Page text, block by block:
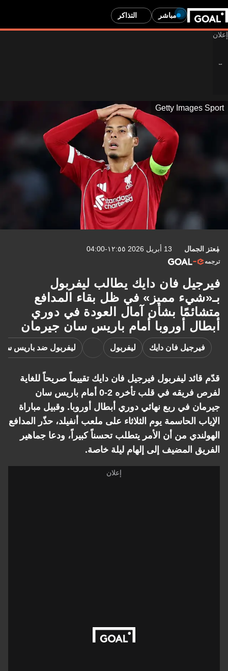
مباشر التذاكر
Getty Images Sport
معتز الجمال 13 أبريل 2026 ١٢:٥٥-04:00
ترجمه
فيرجيل فان دايك يطالب ليفربول
بـ«شيء مميز» في ظل بقاء المدافع
متشائمًا بشأن آمال العودة في دوري
أبطال أوروبا أمام باريس سان جيرمان
فيرجيل فان دايك ليفربول ليفربول ضد باريس
قدّم قائد ليفربول فيرجيل فان دايك تقييماً صريحاً للغاية
لفرص فريقه في قلب تأخره 2-0 أمام باريس سان
جيرمان في ربع نهائي دوري أبطال أوروبا. وقبيل مباراة
الإياب الحاسمة يوم الثلاثاء على ملعب أنفيلد، حذّر المدافع
الهولندي من أن الأمر يتطلب تحسناً كبيراً، ودعا جماهير
الفريق المضيف إلى إلهام ليلة خاصة.